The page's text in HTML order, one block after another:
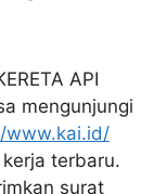
API
mengunjungi
www.kai.id/
terbaru.
surat